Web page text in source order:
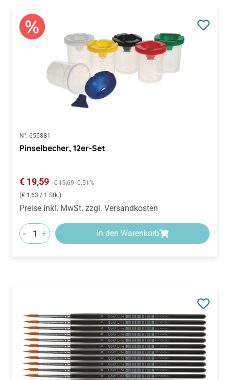
N°: 655881
Pinselbecher, 12er-Set
Verkaufspreis:
€ 19,59 Regulärer Preis:
€ 19,69 -0.51%
(€ 1,63 / 1 Stk.)
Preise inkl. MwSt. zzgl. Versandkosten
- + In den Warenkorb